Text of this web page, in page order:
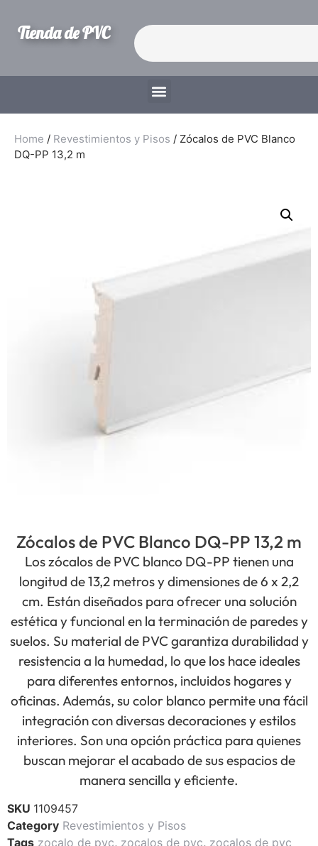
Tienda de PVC
Home / Revestimientos y Pisos / Zócalos de PVC Blanco
DQ-PP 13,2 m
Zócalos de PVC Blanco DQ-PP 13,2 m
Los zócalos de PVC blanco DQ-PP tienen una
longitud de 13,2 metros y dimensiones de 6 x 2,2
cm. Están diseñados para ofrecer una solución
estética y funcional en la terminación de paredes y
suelos. Su material de PVC garantiza durabilidad y
resistencia a la humedad, lo que los hace ideales
para diferentes entornos, incluidos hogares y
oficinas. Además, su color blanco permite una fácil
integración con diversas decoraciones y estilos
interiores. Son una opción práctica para quienes
buscan mejorar el acabado de sus espacios de
manera sencilla y eficiente.
SKU 1109457
Category Revestimientos y Pisos
Tags zocalo de pvc, zocalos de pvc, zocalos de pvc